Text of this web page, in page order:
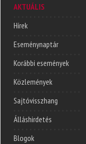
AKTUÁLIS
Hírek
Eseménynaptár
Korábbi események
Közlemények
Sajtóvisszhang
Álláshirdetés
Blogok